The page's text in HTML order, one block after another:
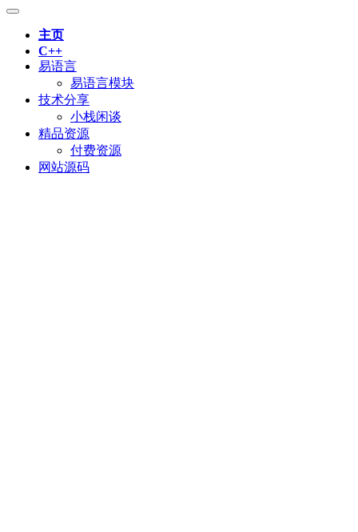
主页
C++
易语言
易语言模块
技术分享
小栈闲谈
精品资源
付费资源
网站源码